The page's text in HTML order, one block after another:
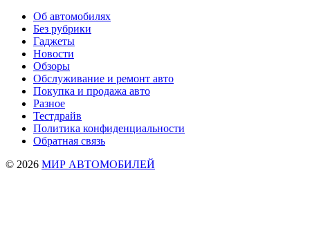
Об автомобилях
Без рубрики
Гаджеты
Новости
Обзоры
Обслуживание и ремонт авто
Покупка и продажа авто
Разное
Тестдрайв
Политика конфиденциальности
Обратная связь
© 2026 МИР АВТОМОБИЛЕЙ